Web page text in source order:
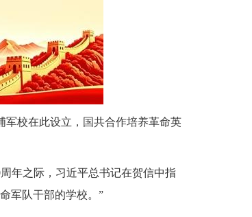
军校在此设立，国共合作培养革命英
年之际，习近平总书记在贺信中指
军队干部的学校。”